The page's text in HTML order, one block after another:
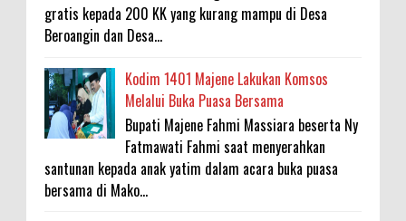
gratis kepada 200 KK yang kurang mampu di Desa
Beroangin dan Desa...
Kodim 1401 Majene Lakukan Komsos
Melalui Buka Puasa Bersama
Bupati Majene Fahmi Massiara beserta Ny
Fatmawati Fahmi saat menyerahkan
santunan kepada anak yatim dalam acara buka puasa
bersama di Mako...